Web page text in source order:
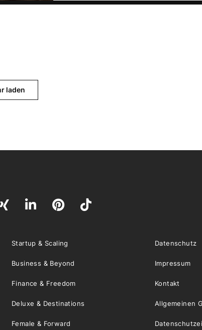
laden
Startup & Scaling
Business & Beyond
Finance & Freedom
Deluxe & Destinations
Female & Forward
Datenschutz
Impressum
Kontakt
Allgemeinen